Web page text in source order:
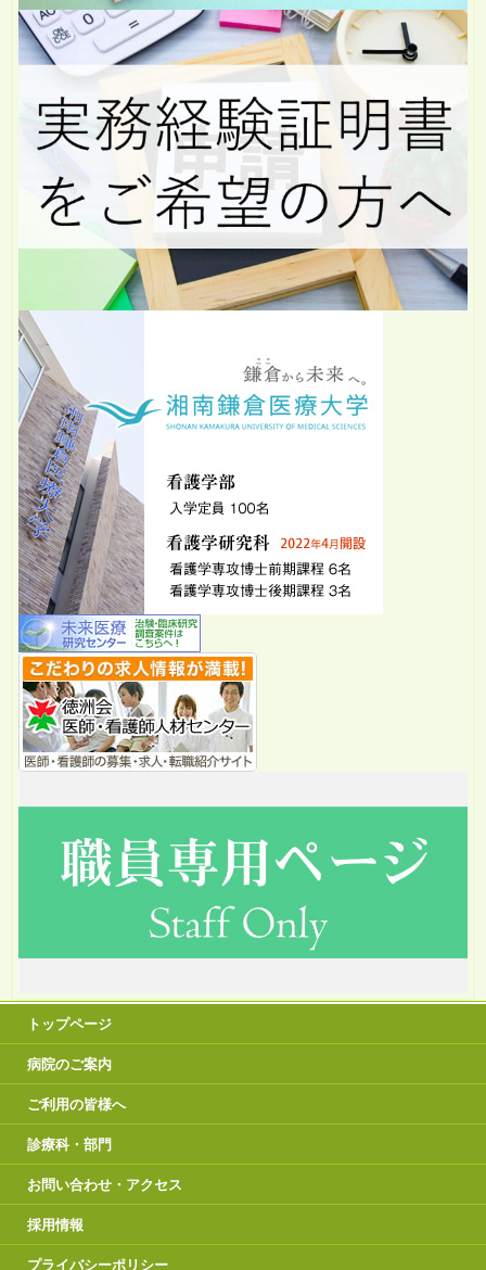
トップページ
病院のご案内
ご利用の皆様へ
診療科・部門
お問い合わせ・アクセス
採用情報
プライバシーポリシー